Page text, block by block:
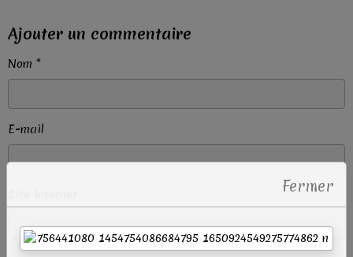
Ajouter un commentaire
Nom
E-mail
Fermer